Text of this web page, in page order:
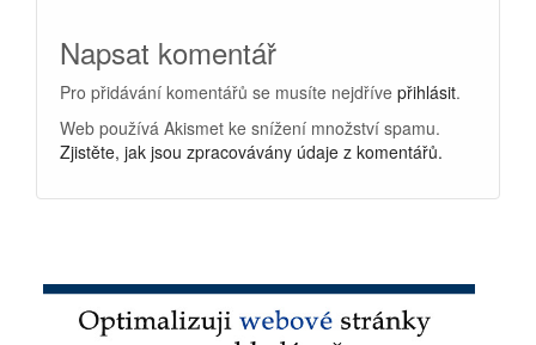
Napsat komentář
Pro přidávání komentářů se musíte nejdříve přihlásit.
Web používá Akismet ke snížení množství spamu.
Zjistěte, jak jsou zpracovávány údaje z komentářů.